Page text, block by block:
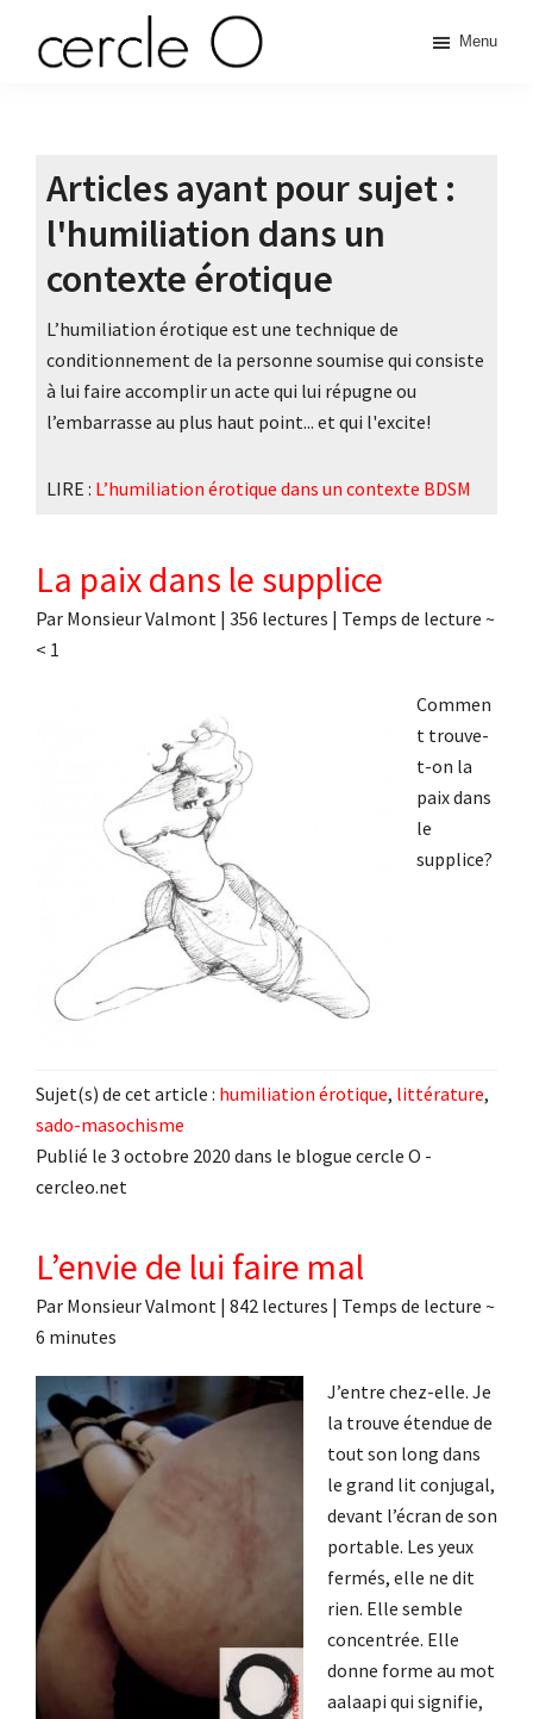
principale
O
érotique
Menu
Articles ayant pour sujet :
l'humiliation dans un
contexte érotique
L’humiliation érotique est une technique de
conditionnement de la personne soumise qui consiste
à lui faire accomplir un acte qui lui répugne ou
l’embarrasse au plus haut point... et qui l'excite!
LIRE : L’humiliation érotique dans un contexte BDSM
La paix dans le supplice
Par Monsieur Valmont | 356 lectures | Temps de lecture ~
< 1
Commen
t trouve-
t-on la
paix dans
le
supplice?
Sujet(s) de cet article : humiliation érotique, littérature,
sado-masochisme
Publié le 3 octobre 2020 dans le blogue cercle O -
cercleo.net
L’envie de lui faire mal
Par Monsieur Valmont | 842 lectures | Temps de lecture ~
6 minutes
J’entre chez-elle. Je
la trouve étendue de
tout son long dans
le grand lit conjugal,
devant l’écran de son
portable. Les yeux
fermés, elle ne dit
rien. Elle semble
concentrée. Elle
donne forme au mot
aalaapi qui signifie,